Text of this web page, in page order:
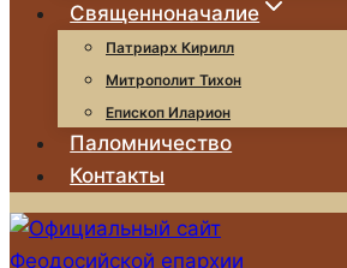
Священноначалие
Патриарх Кирилл
Митрополит Тихон
Епископ Иларион
Паломничество
Контакты